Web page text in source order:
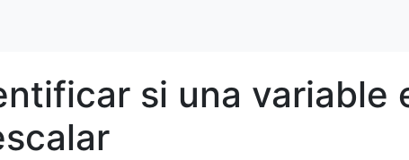
si una variable